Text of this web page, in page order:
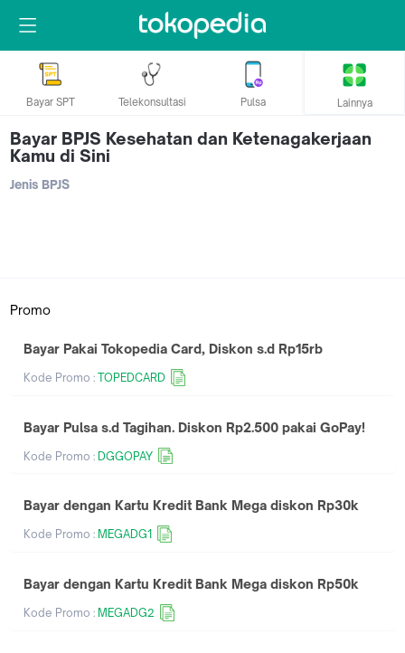
Bayar SPT Telekonsultasi Pulsa Lainnya
Bayar BPJS Kesehatan dan Ketenagakerjaan
Kamu di Sini
Jenis BPJS
Promo
Bayar Pakai Tokopedia Card, Diskon s.d Rp15rb
Kode Promo :TOPEDCARD
Bayar Pulsa s.d Tagihan. Diskon Rp2.500 pakai GoPay!
Kode Promo : DGGOPAY
Bayar dengan Kartu Kredit Bank Mega diskon Rp30k
Kode Promo : MEGADG1
Bayar dengan Kartu Kredit Bank Mega diskon Rp50k
Kode Promo : MEGADG2